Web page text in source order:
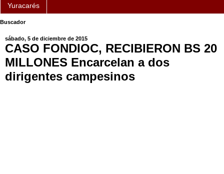
Yuracarés
Buscador
sábado, 5 de diciembre de 2015
CASO FONDIOC, RECIBIERON BS 20
MILLONES Encarcelan a dos
dirigentes campesinos